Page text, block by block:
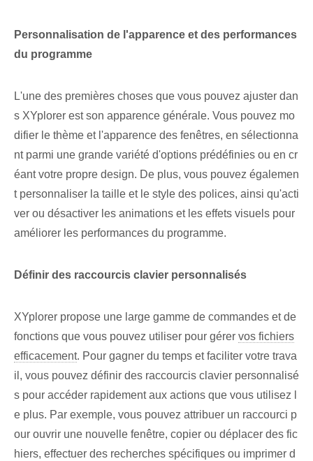
Personnalisation de l'apparence et des performances
du programme
L'une des premières choses que vous pouvez ajuster dan
s XYplorer est son apparence générale. Vous pouvez mo
difier le thème et l'apparence des fenêtres, en sélectionna
nt parmi une grande variété d'options prédéfinies ou en cr
éant votre propre design. De plus, vous pouvez égalemen
t personnaliser la taille et le style des polices, ainsi qu'acti
ver ou désactiver les animations et les effets visuels pour
améliorer les performances du programme.
Définir des raccourcis clavier personnalisés
XYplorer propose une large gamme de commandes et de
fonctions que vous pouvez utiliser pour gérer vos fichiers
efficacement. Pour gagner du temps et faciliter votre trava
il, vous pouvez définir des raccourcis clavier personnalisé
s pour accéder rapidement aux actions que vous utilisez l
e plus. Par exemple, vous pouvez attribuer un raccourci p
our ouvrir une nouvelle fenêtre, copier ou déplacer des fic
hiers, effectuer des recherches spécifiques ou imprimer d